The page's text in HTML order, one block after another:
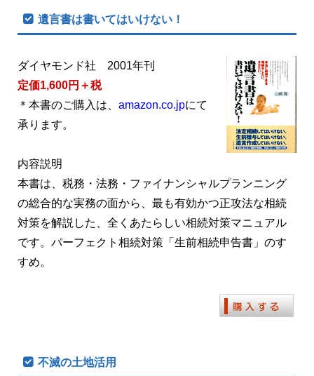
遺言書は書いてはいけない！
ダイヤモンド社 2001年刊
定価1,600円＋税
＊本書のご購入は、 amazon.co.jpにて
承ります。
内容説明
本書は、税務・法務・ファイナンシャルプランニング
の総合的な実務の面から、最も有効かつ正攻法な相続
対策を解説した、全くあたらしい相続対策マニュアル
です。パーフェクト相続対策「生前相続申告書」のす
すめ。
不滅の土地活用